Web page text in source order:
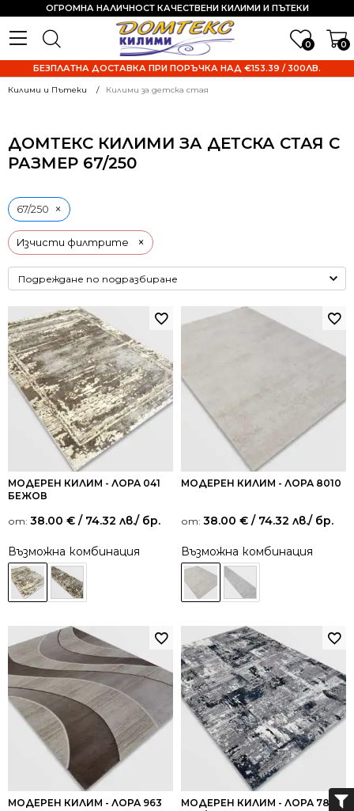
0 0
ОГРОМНА НАЛИЧНОСТ КАЧЕСТВЕНИ КИЛИМИ И ПЪТЕКИ
БЕЗПЛАТНА ДОСТАВКА ПРИ ПОРЪЧКА НАД €153.39 / 300ЛВ.
Килими и Пътеки Килими за детска стая
ДОМТЕКС КИЛИМИ ЗА ДЕТСКА СТАЯ С
РАЗМЕР 67/250
Изчисти филтрите ×
67/250 ×
МОДЕРЕН КИЛИМ - ЛОРА 041
БЕЖОВ
от: 38.00 € / 74.32 лв./ бр.
Възможна комбинация
МОДЕРЕН КИЛИМ - ЛОРА 8010
от: 38.00 € / 74.32 лв./ бр.
Възможна комбинация
МОДЕРЕН КИЛИМ - ЛОРА 963
МОДЕРЕН КИЛИМ - ЛОРА 7871